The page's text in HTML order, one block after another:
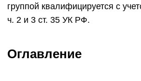
группой квалифицируется с
ч. 2 и 3 ст. 35 УК РФ.
Оглавление